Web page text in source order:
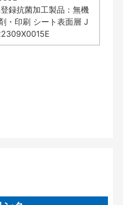
録抗菌加工製品：無機
・印刷 シート表面層 J